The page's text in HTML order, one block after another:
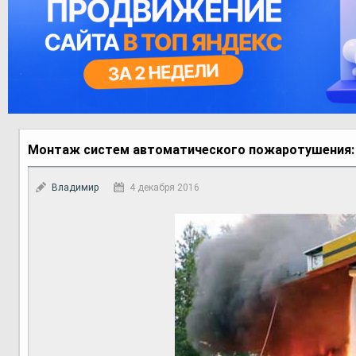
Монтаж систем автоматического
Владимир 4 декабря 2016